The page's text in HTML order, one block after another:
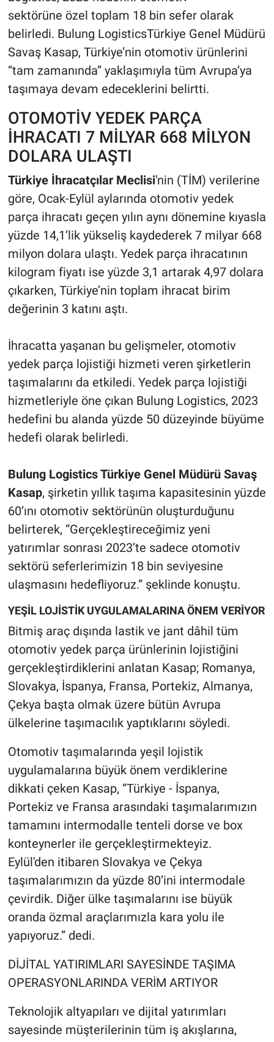
sektörüne özel toplam 18 bin sefer olarak
belirledi. Bulung LogisticsTürkiye Genel Müdürü
Savaş Kasap, Türkiye’nin otomotiv ürünlerini
“tam zamanında” yaklaşımıyla tüm Avrupa’ya
taşımaya devam edeceklerini belirtti.
OTOMOTİV YEDEK PARÇA
İHRACATI 7 MİLYAR 668 MİLYON
DOLARA ULAŞTI
Türkiye İhracatçılar Meclisi'nin (TİM) verilerine
göre, Ocak-Eylül aylarında otomotiv yedek
parça ihracatı geçen yılın aynı dönemine kıyasla
yüzde 14,1’lik yükseliş kaydederek 7 milyar 668
milyon dolara ulaştı. Yedek parça ihracatının
kilogram fiyatı ise yüzde 3,1 artarak 4,97 dolara
çıkarken, Türkiye’nin toplam ihracat birim
değerinin 3 katını aştı.
İhracatta yaşanan bu gelişmeler, otomotiv
yedek parça lojistiği hizmeti veren şirketlerin
taşımalarını da etkiledi. Yedek parça lojistiği
hizmetleriyle öne çıkan Bulung Logistics, 2023
hedefini bu alanda yüzde 50 düzeyinde büyüme
hedefi olarak belirledi.
Bulung Logistics Türkiye Genel Müdürü Savaş
Kasap, şirketin yıllık taşıma kapasitesinin yüzde
60’ını otomotiv sektörünün oluşturduğunu
belirterek, “Gerçekleştireceğimiz yeni
yatırımlar sonrası 2023’te sadece otomotiv
sektörü seferlerimizin 18 bin seviyesine
ulaşmasını hedefliyoruz.” şeklinde konuştu.
YEŞİL LOJİSTİK UYGULAMALARINA ÖNEM VERİYOR
Bitmiş araç dışında lastik ve jant dâhil tüm
otomotiv yedek parça ürünlerinin lojistiğini
gerçekleştirdiklerini anlatan Kasap; Romanya,
Slovakya, İspanya, Fransa, Portekiz, Almanya,
Çekya başta olmak üzere bütün Avrupa
ülkelerine taşımacılık yaptıklarını söyledi.
Otomotiv taşımalarında yeşil lojistik
uygulamalarına büyük önem verdiklerine
dikkati çeken Kasap, “Türkiye - İspanya,
Portekiz ve Fransa arasındaki taşımalarımızın
tamamını intermodalle tenteli dorse ve box
konteynerler ile gerçekleştirmekteyiz.
Eylül'den itibaren Slovakya ve Çekya
taşımalarımızın da yüzde 80’ini intermodale
çevirdik. Diğer ülke taşımalarını ise büyük
oranda özmal araçlarımızla kara yolu ile
yapıyoruz.” dedi.
DİJİTAL YATIRIMLARI SAYESİNDE TAŞIMA
OPERASYONLARINDA VERİM ARTIYOR
Teknolojik altyapıları ve dijital yatırımları
sayesinde müşterilerinin tüm iş akışlarına,